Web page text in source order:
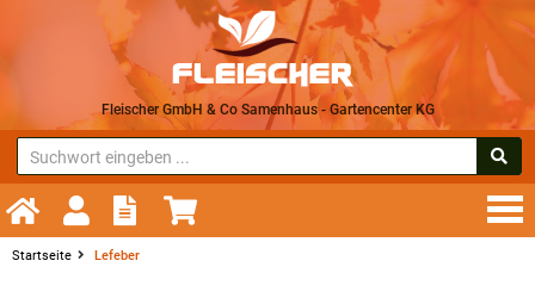
Fleischer GmbH & Co Samenhaus - Gartencenter KG
Startseite Lefeber